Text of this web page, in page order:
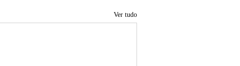
Ver tudo